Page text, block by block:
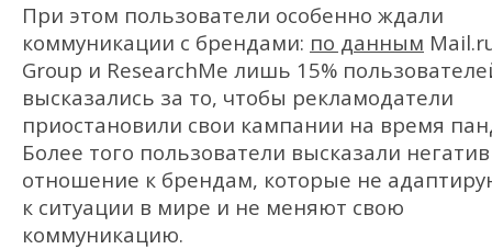
При этом пользователи особенно ждали
коммуникации с брендами: по данным
Group и ResearchMe лишь 15%
высказались за то, чтобы рекламодатели
приостановили свои кампании на время
Более того пользователи высказали
отношение к брендам, которые не
к ситуации в мире и не меняют свою
коммуникацию.